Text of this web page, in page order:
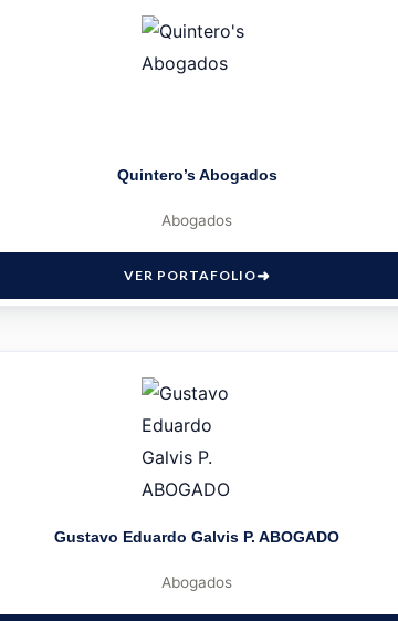
Quintero’s Abogados
Abogados
VER PORTAFOLIO
Gustavo Eduardo Galvis P. ABOGADO
Abogados